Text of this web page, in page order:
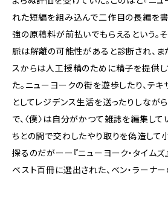
れた短編を組み込んで二作目の長編を
強の原稿料が前払いでもらえるという。そ
脈は解離の可能性があると診断され、ま
スからは人工授精のために精子を提供
た。ニューヨークの街を遊歩したり、テ
としてレジデンス生活を送ったりしなが
で、〈僕〉は自分がかつて雑誌を編集し
ちとの間で交わしたやり取りを偽造して
探るのだがーー『ニューヨーク・タイム
ベスト百冊に選出された、ベン・ラーナー